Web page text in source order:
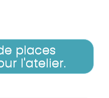
places
l'atelier.